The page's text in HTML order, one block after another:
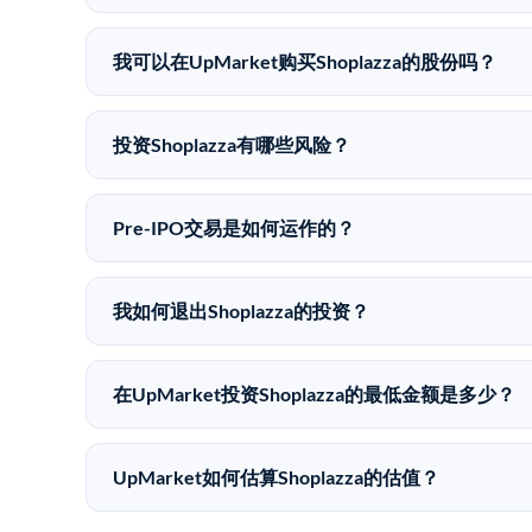
Shoplazza没有公开股价，因为它是一家私有公司。
我可以在UpMarket购买Shoplazza的股份吗？
可以。合格投资者可以通过填写本页表单或在
UpMarket是FINRA注册的经纪交易商，自2019年以
投资Shoplazza有哪些风险？
Pre-IPO投资存在重大风险。Shoplazza的股份流动
全部损失的准备。私有公司的估值在融资轮次之间可
Pre-IPO交易是如何运作的？
在Pre-IPO交易中，合格投资者通过二级市场平台从
注册的经纪交易商促成这些交易，代表双方处理合规
我如何退出Shoplazza的投资？
Pre-IPO持股主要有两种退出途径：在二级市场将股
件。任何退出的时间都是不可预测的，投资者应做好
在UpMarket投资Shoplazza的最低金额是多少？
UpMarket上大多数Pre-IPO产品的最低投资金额为
仅在完成投资时支付交易相关费用。
UpMarket如何估算Shoplazza的估值？